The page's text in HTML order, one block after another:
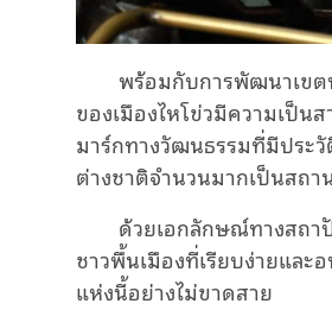
พร้อมกับการพัฒนาเขต
ของเมืองไหโข่วมีความเป็
มาร์กทางวัฒนธรรมที่มีประ
ต่างชาติจำนวนมากเป็นสถ
ด้วยเอกลักษณ์ทางสถ
ชาวพื้นเมืองที่เรียบง่ายแล
แห่งนี้อย่างไม่ขาดสาย